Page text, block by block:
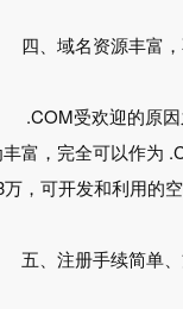
、域名资源丰富，
受欢迎的原因之
丰富，完全可以作为
万，可开发和利用的
、注册手续简单、